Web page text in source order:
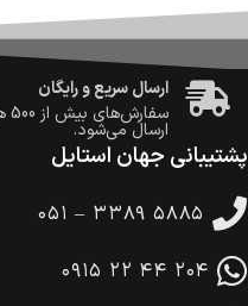
ضمانت اصالت کالا
گارانتی معتبر برای
ارسال سریع و رایگان
سفارش‌های بیش از 500 هزار
ارسال می‌شود.
ضمانت بازگشت کالا
در هنگام خرید
وجود دارد.
پشتیبانی جهان استایل
۰۵۱ – ۳۳۸۹ ۵۸۸۵
۰۹۱۵ ۲۲ ۴۴ ۲۰۴